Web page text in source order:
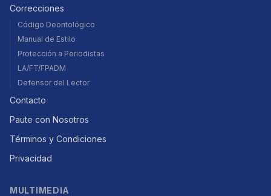
Correcciones
Código Deontológico
Manual de Estilo
Protección a Periodistas
LA/FT/FPADM
Defensor del Lector
Contacto
Paute con Nosotros
Términos y Condiciones
Privacidad
MULTIMEDIA